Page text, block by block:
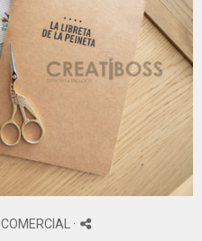
COMERCIAL ·